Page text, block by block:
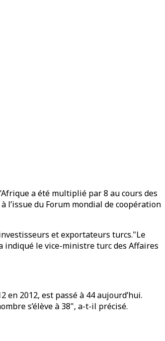
a été multiplié par 8 au cours des
l’issue du Forum mondial de coopération
et exportateurs turcs."Le
indiqué le vice-ministre turc des Affaires
2012, est passé à 44 aujourd’hui.
s’élève à 38", a-t-il précisé.